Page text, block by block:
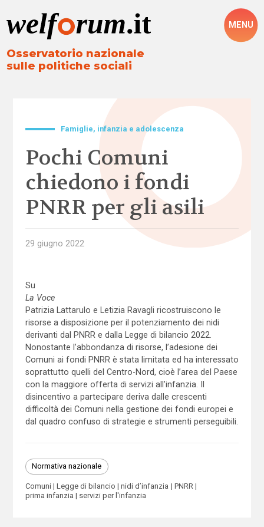
Osservatorio nazionale
sulle politiche sociali
MENU
Famiglie, infanzia e adolescenza
Pochi Comuni
chiedono i fondi
PNRR per gli asili
29 giugno 2022
Su
La Voce
Patrizia Lattarulo e Letizia Ravagli ricostruiscono le
risorse a disposizione per il potenziamento dei nidi
derivanti dal PNRR e dalla Legge di bilancio 2022.
Nonostante l’abbondanza di risorse, l’adesione dei
Comuni ai fondi PNRR è stata limitata ed ha interessato
soprattutto quelli del Centro-Nord, cioè l’area del Paese
con la maggiore offerta di servizi all’infanzia. Il
disincentivo a partecipare deriva dalle crescenti
difficoltà dei Comuni nella gestione dei fondi europei e
dal quadro confuso di strategie e strumenti perseguibili.
Normativa nazionale
Comuni Legge di bilancio nidi d’infanzia
PNRR
prima infanzia
servizi per l'infanzia